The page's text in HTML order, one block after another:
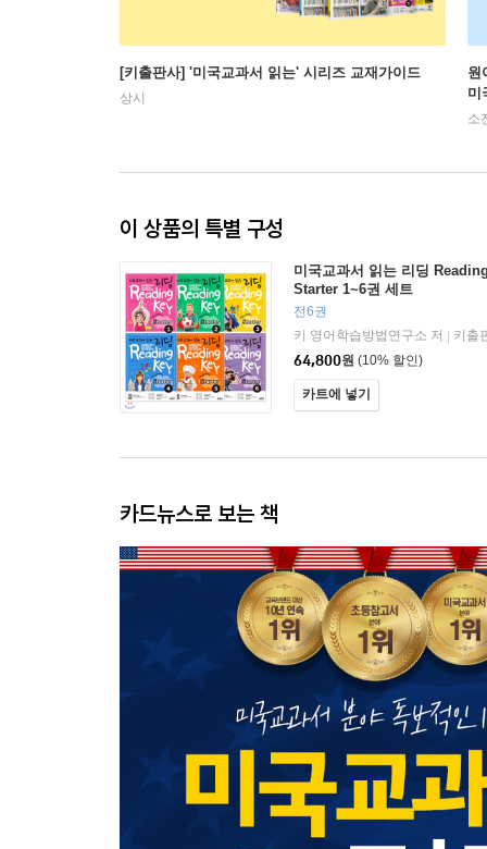
[키출판사] '미국교과서 읽는' 시리즈 교재가이드
상시
원
미
소
이 상품의 특별 구성
미국교과서 읽는 리딩
Starter 1~6권 세트
전6권
키 영어학습방법연구소 저
키출
64,800원 (10% 할인)
카트에 넣기
카드뉴스로 보는 책